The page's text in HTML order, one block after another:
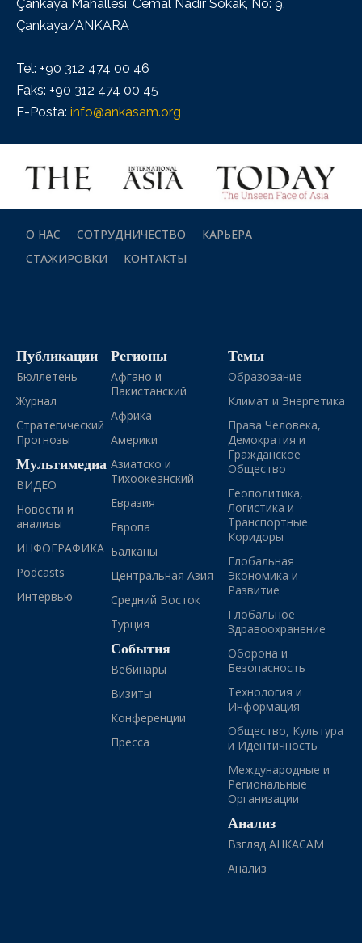
Çankaya Mahallesi, Cemal Nadir Sokak, No: 9,
Çankaya/ANKARA
Tel: +90 312 474 00 46
Faks: +90 312 474 00 45
E-Posta: info@ankasam.org
О НАС СОТРУДНИЧЕСТВО
КАРЬЕРА
СТАЖИРОВКИ
КОНТАКТЫ
Публикации
Бюллетень
Журнал
Стратегический
Прогнозы
Мультимедиа
ВИДЕО
Новости и
анализы
ИНФОГРАФИКА
Podcasts
Интервью
Регионы
Афгано и
Пакистанский
Африка
Америки
Азиатско и
Тихоокеанский
Евразия
Европа
Балканы
Центральная Азия
Средний Восток
Турция
События
Вебинары
Визиты
Конференции
Пресса
Темы
Образование
Климат и Энергетика
Права Человека,
Демократия и
Гражданское
Общество
Геополитика,
Логистика и
Транспортные
Коридоры
Глобальная
Экономика и
Развитие
Глобальное
Здравоохранение
Оборона и
Безопасность
Технология и
Информация
Общество, Культура
и Идентичность
Международные и
Региональные
Организации
Анализ
Взгляд АНКАСАМ
Анализ